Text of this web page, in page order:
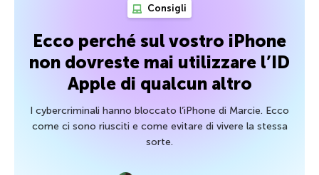
Consigli
Ecco perché sul vostro iPhone
non dovreste mai utilizzare l’ID
Apple di qualcun altro
I cybercriminali hanno bloccato l’iPhone di Marcie. Ecco
come ci sono riusciti e come evitare di vivere la stessa
sorte.